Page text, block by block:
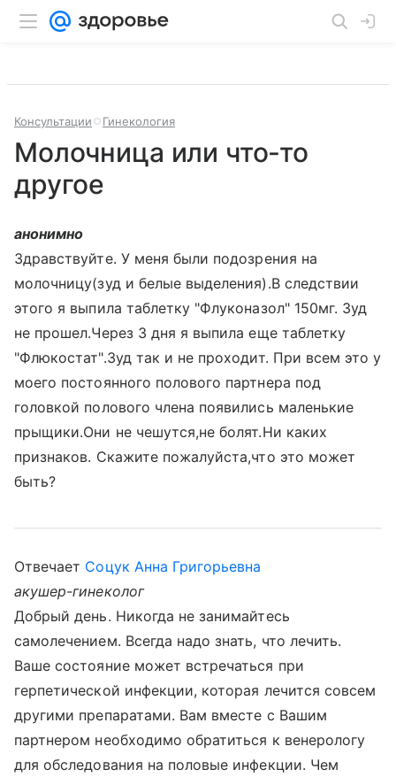
Консультации Гинекология
Молочница или что-то
другое
анонимно
Здравствуйте. У меня были подозрения на
молочницу(зуд и белые выделения).В следствии
этого я выпила таблетку "Флуконазол" 150мг. Зуд
не прошел.Через 3 дня я выпила еще таблетку
"Флюкостат".Зуд так и не проходит. При всем это у
моего постоянного полового партнера под
головкой полового члена появились маленькие
прыщики.Они не чешутся,не болят.Ни каких
признаков. Скажите пожалуйста,что это может
быть?
Отвечает Соцук Анна Григорьевна
акушер-гинеколог
Добрый день. Никогда не занимайтесь
самолечением. Всегда надо знать, что лечить.
Ваше состояние может встречаться при
герпетической инфекции, которая лечится совсем
другими препаратами. Вам вместе с Вашим
партнером необходимо обратиться к венерологу
для обследования на половые инфекции. Чем